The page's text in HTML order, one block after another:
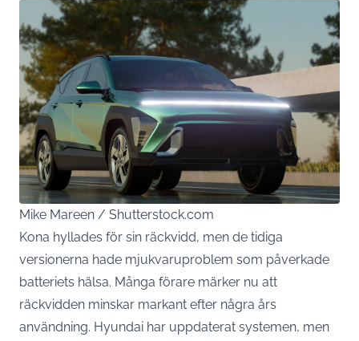
Mike Mareen / Shutterstock.com
Kona hyllades för sin räckvidd, men de tidiga
versionerna hade mjukvaruproblem som påverkade
batteriets hälsa. Många förare märker nu att
räckvidden minskar markant efter några års
användning. Hyundai har uppdaterat systemen, men